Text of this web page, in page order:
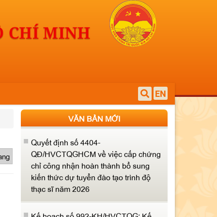
EN
VĂN BẢN MỚI
Thông báo số 615-TB/HVCTQGHCM
về kết quả xét bổ nhiệm lại, công
nhận và bổ nhiệm chức danh giáo sư,
Quyết định số 4404-
chỉ công nhận hoàn thành bổ sung
kiến thức dự tuyển đào tạo trình độ
thạc sĩ năm 2026
Kế hoạch số 992-KH/HVCTQG: Kế